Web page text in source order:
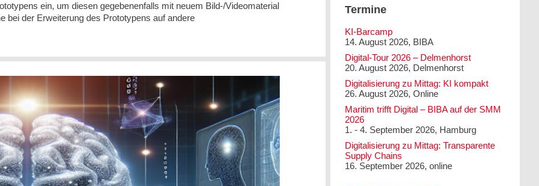
ein, um diesen gegebenenfalls mit neuem Bild-/Videomaterial
bei der Erweiterung des Prototypens auf andere
Termine
KI-Barcamp
14. August 2026, BIBA
Digital-Tour 2026 – Delmenhorst
20. August 2026, Delmenhorst
Digitalisierung zu Mittag: KI kompakt
26. August 2026, Online
Maritim trifft Digital – BIBA auf der SMM
2026
1. - 4. September 2026, Hamburg
Digitalisierung zu Mittag: Transparente
Supply Chains
16. September 2026, online